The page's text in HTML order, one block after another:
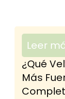
Leer
¿Qué
Más